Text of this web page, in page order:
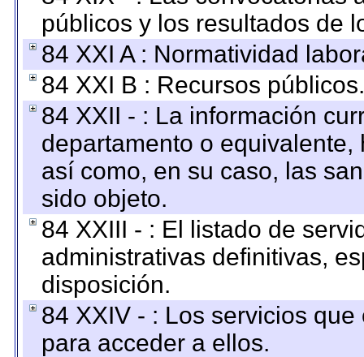
públicos y los resultados de
84 XXI A : Normatividad
84 XXI B : Recursos públicos.
84 XXII - : La información
departamento o
así como, en su caso, las
sido objeto.
84 XXIII - : El listado de
administrativas definitivas,
disposición.
84 XXIV - : Los servicios
para acceder a ellos.